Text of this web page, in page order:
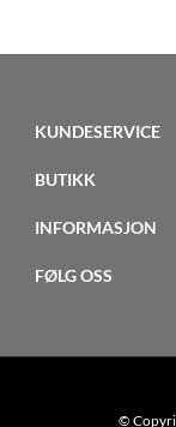
KUNDESERVICE
post@ivyelli.no
Adresse:
Hollekjevegen 445
BUTIKK
Logg inn
INFORMASJON
Om oss
FØLG OSS
Nyhetsbrev
©